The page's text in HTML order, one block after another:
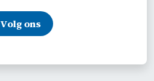
Volg ons